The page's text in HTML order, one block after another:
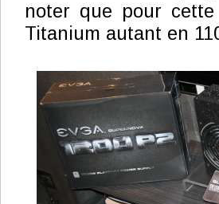
noter que pour
Titanium autant en